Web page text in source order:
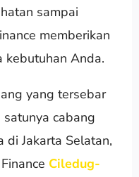
sampai
memberikan
kebutuhan Anda.
yang tersebar
cabang
di Jakarta Selatan,
Ciledug-